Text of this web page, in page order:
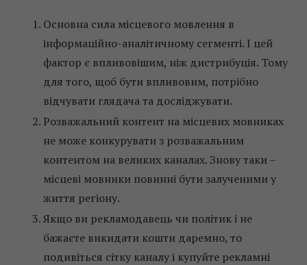
Основна сила місцевого мовлення в
інформаційно-аналітичному сегменті. І цей
фактор є впливовішим, ніж дистрибуція. Тому
для того, щоб бути впливовим, потрібно
відчувати глядача та досліджувати.
Розважальний контент на місцевих мовниках
не може конкурувати з розважальним
контентом на великих каналах. Знову таки –
місцеві мовники повинні бути залученими у
життя регіону.
Якщо ви рекламодавець чи політик і не
бажаєте викидати кошти даремно, то
подивіться сітку каналу і купуйте рекламні